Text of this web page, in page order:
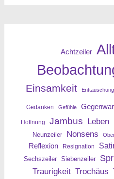
Achtzeiler
Einsamkeit Enttäuschung
Gedanken Gefühle
Hoffnung Jambus Leben
Neunzeiler Nonsens
Reflexion
Resignation
Sechszeiler Siebenzeiler
Traurigkeit Trochäus